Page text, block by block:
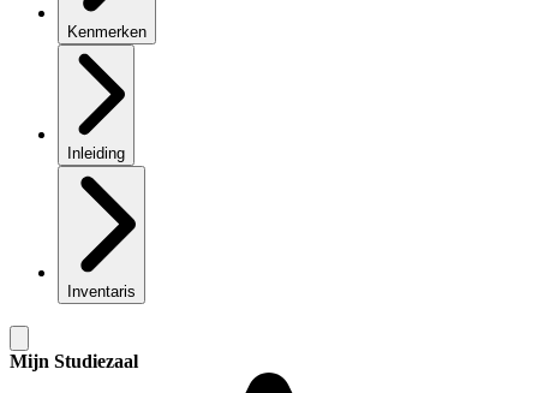
Kenmerken
Inleiding
Inventaris
Mijn Studiezaal